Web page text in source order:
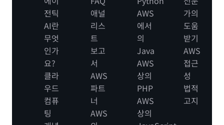
전틱
AI란
무엇
인가
요?
클라
우드
컴퓨
팅
애널
리스
트
보고
서
AWS
파트
너
AWS
AWS
에서
의
Java
AWS
상의
PHP
AWS
상의
가의
도움
받기
AWS
접근
성
법적
고지